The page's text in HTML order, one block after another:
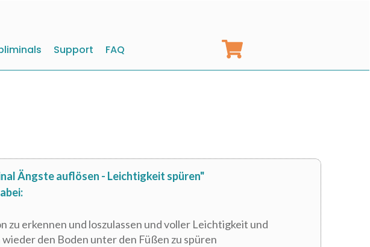
Support FAQ
Ängste auflösen - Leichtigkeit spüren"
zu erkennen und loszulassen und voller Leichtigkeit und
den Boden unter den Füßen zu spüren